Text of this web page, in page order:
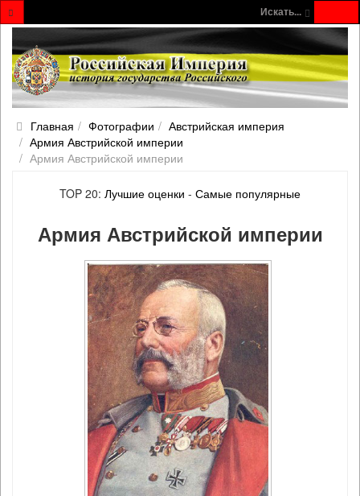
Искать...
Главная Фотографии
Австрийская империя
Армия Австрийской империи
Армия Австрийской империи
TOP 20: Лучшие оценки - Самые популярные
Армия Австрийской империи